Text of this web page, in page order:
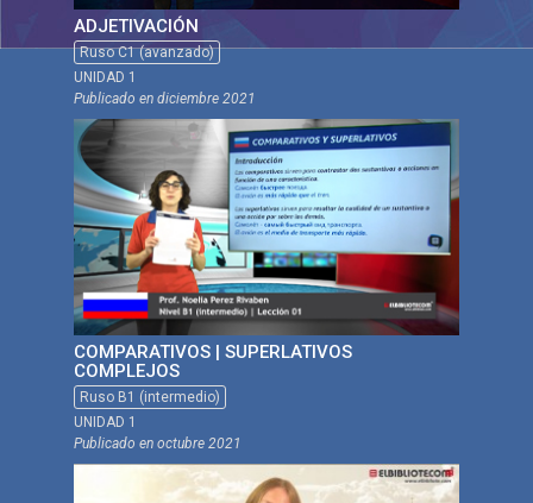
ADJETIVACIÓN
Ruso C1 (avanzado)
UNIDAD 1
Publicado endiciembre 2021
COMPARATIVOS | SUPERLATIVOS
COMPLEJOS
Ruso B1 (intermedio)
UNIDAD 1
Publicado enoctubre 2021